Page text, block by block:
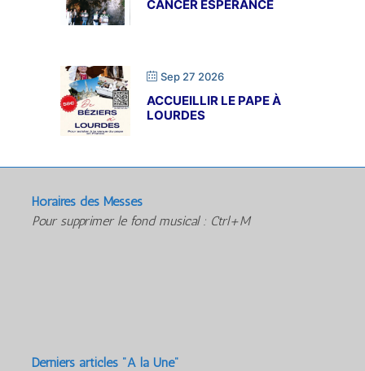
CANCER ESPÉRANCE
Sep 27 2026
ACCUEILLIR LE PAPE À
LOURDES
Horaires des Messes
Pour supprimer le fond musical : Ctrl+M
Derniers articles "A la Une"